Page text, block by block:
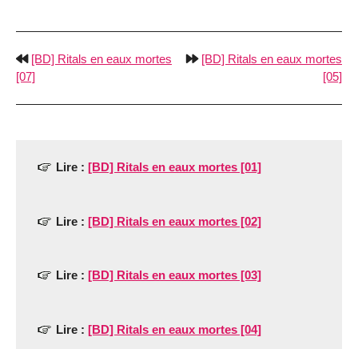
[BD] Ritals en eaux mortes
[07]
[BD] Ritals en eaux mortes
[05]
Lire : [BD] Ritals en eaux mortes [01]
Lire : [BD] Ritals en eaux mortes [02]
Lire : [BD] Ritals en eaux mortes [03]
Lire : [BD] Ritals en eaux mortes [04]